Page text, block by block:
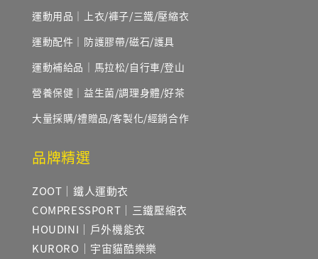
運動用品｜上衣/褲子/三鐵/壓縮衣
運動配件｜防護膠帶/磁石/護具
運動補給品｜馬拉松/自行車/登山
營養保健｜益生菌/調理身體/好茶
大量採購/禮贈品/客製化/經銷合作
品牌精選
ZOOT｜鐵人運動衣
COMPRESSPORT｜三鐵壓縮衣
HOUDINI｜戶外機能衣
KURORO｜宇宙貓酷樂樂